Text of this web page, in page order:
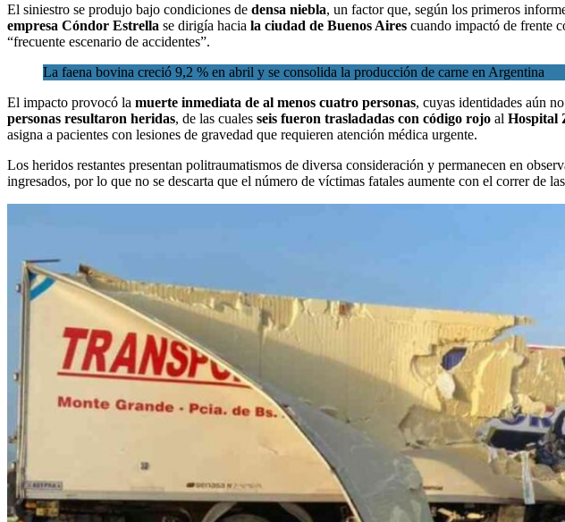
El siniestro se produjo bajo condiciones de densa niebla, un factor que, según los primeros
empresa Cóndor Estrella se dirigía hacia la ciudad de Buenos Aires cuando impactó de frente
“frecuente escenario de accidentes”.
La faena bovina creció 9,2 % en abril y se consolida la producción de carne en Argentina
El impacto provocó la muerte inmediata de al menos cuatro personas, cuyas identidades aún
personas resultaron heridas, de las cuales seis fueron trasladadas con código rojo al Hospital
asigna a pacientes con lesiones de gravedad que requieren atención médica urgente.
Los heridos restantes presentan politraumatismos de diversa consideración y permanecen en
ingresados, por lo que no se descarta que el número de víctimas fatales aumente con el correr de